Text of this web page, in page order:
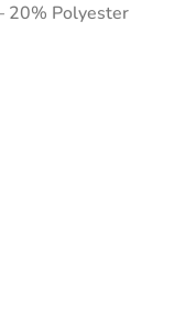
20% Polyester